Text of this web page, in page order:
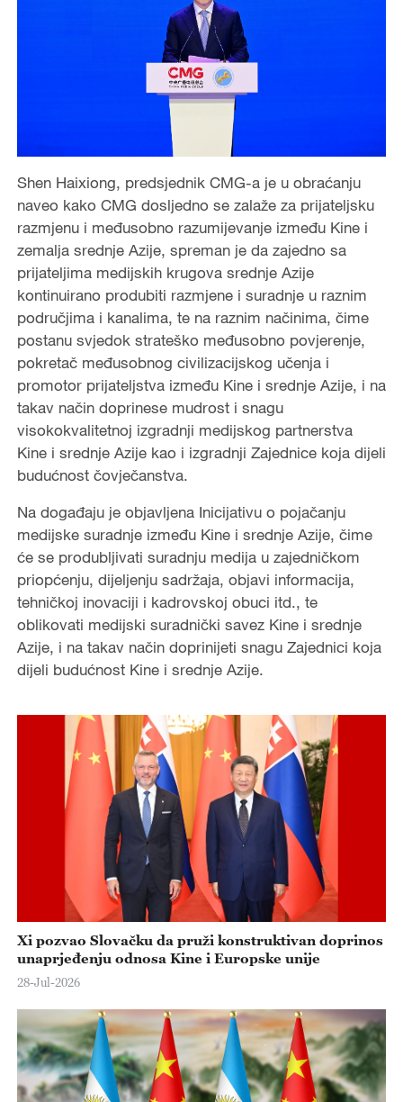
Shen Haixiong, predsjednik CMG-a je u obraćanju
naveo kako CMG dosljedno se zalaže za prijateljsku
razmjenu i međusobno razumijevanje između Kine i
zemalja srednje Azije, spreman je da zajedno sa
prijateljima medijskih krugova srednje Azije
kontinuirano produbiti razmjene i suradnje u raznim
područjima i kanalima, te na raznim načinima, čime
postanu svjedok strateško međusobno povjerenje,
pokretač međusobnog civilizacijskog učenja i
promotor prijateljstva između Kine i srednje Azije, i na
takav način doprinese mudrost i snagu
visokokvalitetnoj izgradnji medijskog partnerstva
Kine i srednje Azije kao i izgradnji Zajednice koja dijeli
budućnost čovječanstva.
Na događaju je objavljena Inicijativu o pojačanju
medijske suradnje između Kine i srednje Azije, čime
će se produbljivati suradnju medija u zajedničkom
priopćenju, dijeljenju sadržaja, objavi informacija,
tehničkoj inovaciji i kadrovskoj obuci itd., te
oblikovati medijski suradnički savez Kine i srednje
Azije, i na takav način doprinijeti snagu Zajednici koja
dijeli budućnost Kine i srednje Azije.
Xi pozvao Slovačku da pruži konstruktivan doprinos
unaprjeđenju odnosa Kine i Europske unije
28-Jul-2026